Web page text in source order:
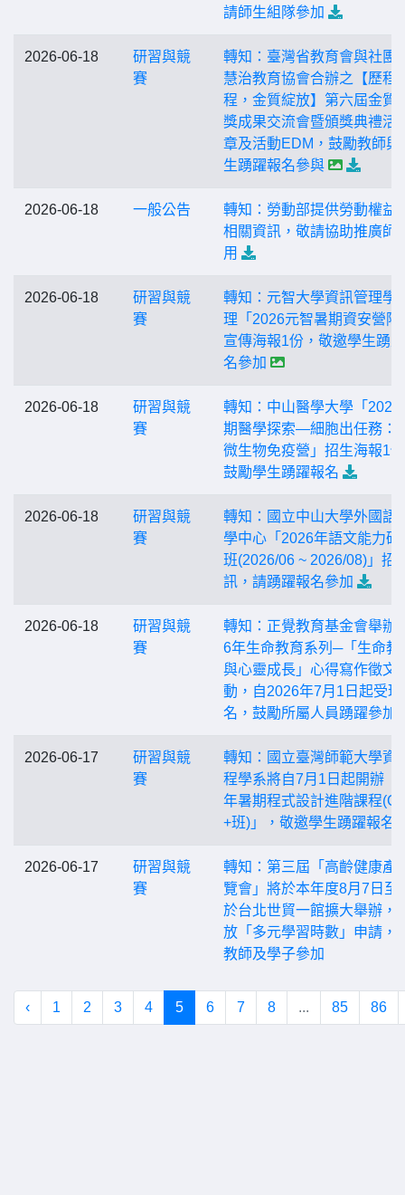
請師生組隊參加
2026-06-18
研習與競
賽
轉知：臺灣省教育會與社團
慧治教育協會合辦之【歷程
程，金質綻放】第六屆金質
獎成果交流會暨頒獎典禮活
章及活動EDM，鼓勵教師與
生踴躍報名參與
2026-06-18 一般公告
轉知：勞動部提供勞動權益
相關資訊，敬請協助推廣師
用
2026-06-18
研習與競
賽
轉知：元智大學資訊管理學
理「2026元智暑期資安營隊
宣傳海報1份，敬邀學生踴
名參加
2026-06-18
研習與競
賽
轉知：中山醫學大學「2026
期醫學探索—細胞出任務：
微生物免疫營」招生海報1
鼓勵學生踴躍報名
2026-06-18
研習與競
賽
轉知：國立中山大學外國語
學中心「2026年語文能力研
班(2026/06 ~ 2026/08)」招
訊，請踴躍報名參加
2026-06-18
研習與競
賽
轉知：正覺教育基金會舉辦
6年生命教育系列─「生命教
與心靈成長」心得寫作徵文
動，自2026年7月1日起受理
名，鼓勵所屬人員踴躍參加
2026-06-17
研習與競
賽
轉知：國立臺灣師範大學資
程學系將自7月1日起開辦「
年暑期程式設計進階課程(C/
+班)」，敬邀學生踴躍報名
2026-06-17
研習與競
賽
轉知：第三屆「高齡健康產
覽會」將於本年度8月7日至
於台北世貿一館擴大舉辦，
放「多元學習時數」申請，
教師及學子參加
‹ 1 2 3 4 5 6 7 8 ... 85 86